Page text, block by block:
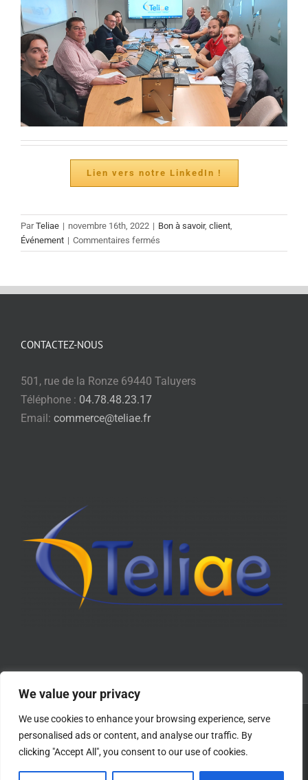
We value your privacy
We use cookies to enhance your browsing experience, serve
personalised ads or content, and analyse our traffic. By
clicking "Accept All", you consent to our use of cookies.
Lien vers notre LinkedIn !
ParTeliae | novembre 16th, 2022 | Bon à savoir, client
Événement | Commentaires fermés
[ACTU’]
formation
CONTACTEZ-NOUS
501, rue de la Ronze 69440 Taluyers
Téléphone : 04.78.48.23.17
Email: commerce@teliae.fr
© Copyright 2019 -2026 Teliae | Tous droits réservés |Conditions
Générales de Vente| Mentions légales&Politique de confidentialité
Site internet réalisé parMARKET-On.